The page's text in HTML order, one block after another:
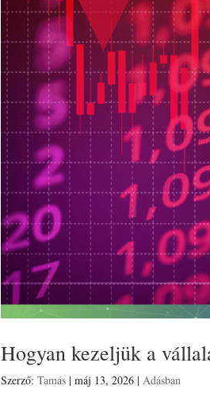
Hogyan kezeljük a
Szerző:Tamás |máj 13, 2026 |Adásban